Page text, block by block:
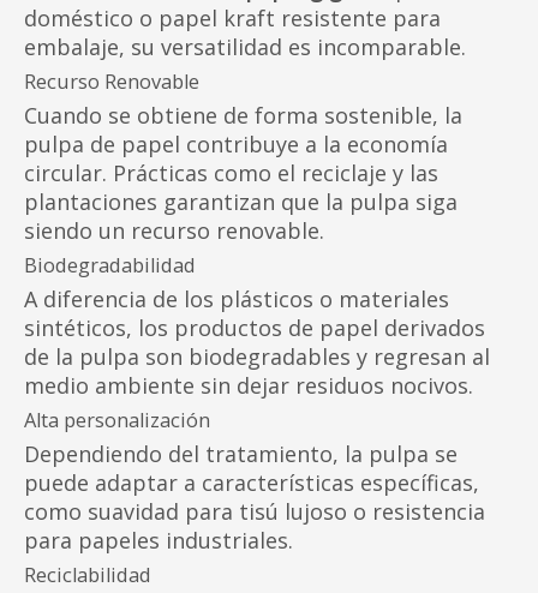
doméstico o papel kraft resistente para
embalaje, su versatilidad es incomparable.
Recurso Renovable
Cuando se obtiene de forma sostenible, la
pulpa de papel contribuye a la economía
circular. Prácticas como el reciclaje y las
plantaciones garantizan que la pulpa siga
siendo un recurso renovable.
Biodegradabilidad
A diferencia de los plásticos o materiales
sintéticos, los productos de papel derivados
de la pulpa son biodegradables y regresan al
medio ambiente sin dejar residuos nocivos.
Alta personalización
Dependiendo del tratamiento, la pulpa se
puede adaptar a características específicas,
como suavidad para tisú lujoso o resistencia
para papeles industriales.
Reciclabilidad